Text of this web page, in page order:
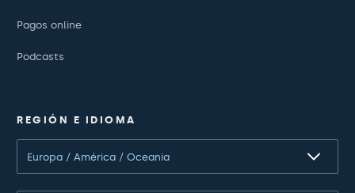
Pagos online
Podcasts
REGIÓN E IDIOMA
Europa / América / Oceania